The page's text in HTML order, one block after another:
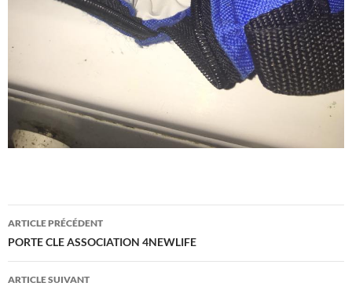
Navigation
des
articles
ARTICLE PRÉCÉDENT
PORTE CLE ASSOCIATION 4NEWLIFE
ARTICLE SUIVANT